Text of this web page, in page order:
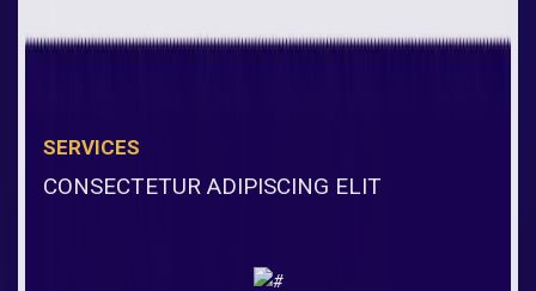
SERVICES
CONSECTETUR ADIPISCING ELIT